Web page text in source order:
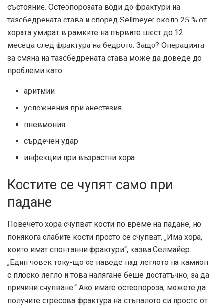
състояние. Остеопорозата води до фрактури на
тазобедрената става и според Sellmeyer около 25 % от
хората умират в рамките на първите шест до 12
месеца след фрактура на бедрото. Защо? Операцията
за смяна на тазобедрената става може да доведе до
проблеми като:
аритмии
усложнения при анестезия
пневмония
сърдечен удар
инфекции при възрастни хора
Костите се чупят само при
падане
Повечето хора счупват кости по време на падане, но
понякога слабите кости просто се счупват. „Има хора,
които имат спонтанни фрактури“, казва Селмайер.
„Един човек току-що се наведе над леглото на камион
с плоско легло и това налягане беше достатъчно, за да
причини счупване.“ Ако имате остеопороза, можете да
получите стресова фрактура на стъпалото си просто от